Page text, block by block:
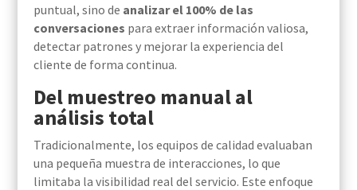
puntual, sino de analizar el 100% de las
conversaciones para extraer información valiosa,
detectar patrones y mejorar la experiencia del
cliente de forma continua.
Del muestreo manual al
análisis total
Tradicionalmente, los equipos de calidad evaluaban
una pequeña muestra de interacciones, lo que
limitaba la visibilidad real del servicio. Este enfoque